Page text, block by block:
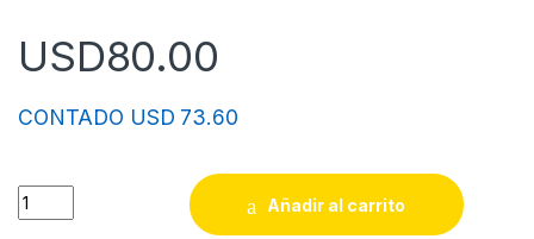
USD80.00
CONTADO USD 73.60
Cart. Magma P/samsung Clp 365w / Clx 3305 Yellow quantity
Añadir al carrito